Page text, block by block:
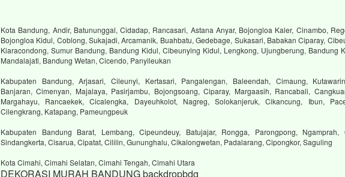
Kota Bandung, Andir, Batununggal, Cidadap, Rancasari, Astana Anyar, Bojongloa Kaler, Cinambo,
Bojongloa Kidul, Coblong, Sukajadi, Arcamanik, Buahbatu, Gedebage, Sukasari, Babakan Ciparay,
Kiaracondong, Sumur Bandung, Bandung Kidul, Cibeunying Kidul, Lengkong, Ujungberung, Bandung
Mandalajati, Bandung Wetan, Cicendo, Panyileukan
Kabupaten Bandung, Arjasari, Cileunyi, Kertasari, Pangalengan, Baleendah, Cimaung,
Banjaran, Cimenyan, Majalaya, Pasirjambu, Bojongsoang, Ciparay, Margaasih, Rancabali,
Margahayu, Rancaekek, Cicalengka, Dayeuhkolot, Nagreg, Solokanjeruk, Cikancung, Ibun,
Cilengkrang, Katapang, Pameungpeuk
Kabupaten Bandung Barat, Lembang, Cipeundeuy, Batujajar, Rongga, Parongpong, Ngamprah,
Sindangkerta, Cisarua, Cipatat, Cililin, Gununghalu, Cikalongwetan, Padalarang, Cipongkor, Saguling
Kota Cimahi, Cimahi Selatan, Cimahi Tengah, Cimahi Utara
DEKORASI MURAH BANDUNG backdropbdg